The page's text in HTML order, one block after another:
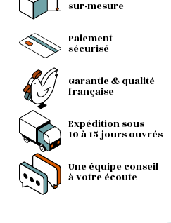
sur-mesure
Paiement
sécurisé
Garantie & qualité
française
Expédition sous
10 à 15 jours ouvrés
Une équipe conseil
à votre écoute